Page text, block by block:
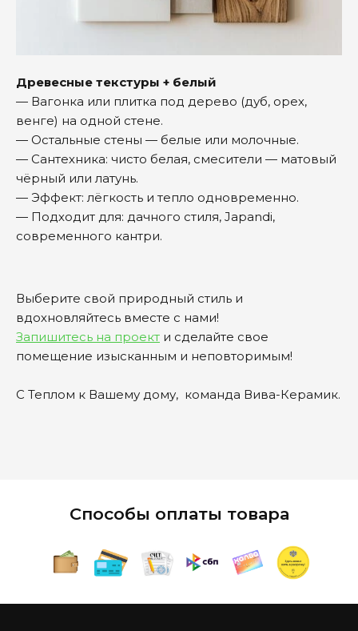
Древесные текстуры + белый
— Вагонка или плитка под дерево (дуб, орех,
венге) на одной стене.
— Остальные стены — белые или молочные.
— Сантехника: чисто белая, смесители — матовый
чёрный или латунь.
— Эффект: лёгкость и тепло одновременно.
— Подходит для: дачного стиля, Japandi,
современного кантри.
Выберите свой природный стиль и
вдохновляйтесь вместе с нами!
Запишитесь на проект и сделайте свое
помещение изысканным и неповторимым!
С Теплом к Вашему дому, команда Вива-Керамик.
Способы оплаты товара